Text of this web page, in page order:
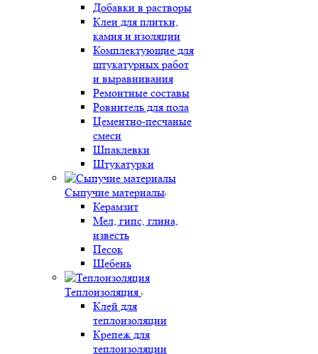
Добавки в растворы
Клеи для плитки,
камня и изоляции
Комплектующие для
штукатурных работ
и выравнивания
Ремонтные составы
Ровнитель для пола
Цементно-песчаные
смеси
Шпаклевки
Штукатурки
Сыпучие материалы
Керамзит
Мел, гипс, глина,
известь
Песок
Щебень
Теплоизоляция
Клей для
теплоизоляции
Крепеж для
теплоизоляции